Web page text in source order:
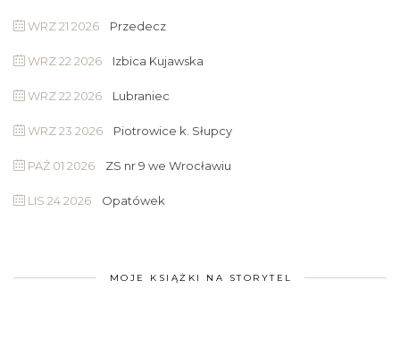
WRZ 21 2026 Przedecz
WRZ 22 2026 Izbica Kujawska
WRZ 22 2026 Lubraniec
WRZ 23 2026 Piotrowice k. Słupcy
PAŹ 01 2026 ZS nr 9 we Wrocławiu
LIS 24 2026 Opatówek
MOJE KSIĄŻKI NA STORYTEL